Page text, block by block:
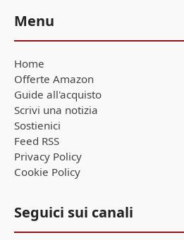
Menu
Home
Offerte Amazon
Guide all'acquisto
Scrivi una notizia
Sostienici
Feed RSS
Privacy Policy
Cookie Policy
Seguici sui canali